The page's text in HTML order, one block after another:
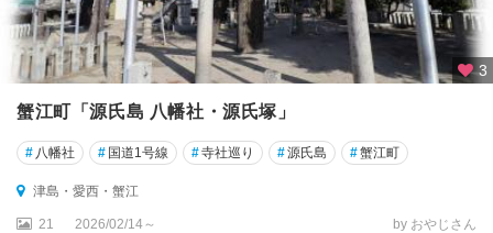
3
蟹江町「源氏島 八幡社・源氏塚」
# 八幡社 # 国道1号線 #寺社巡り #源氏島 #蟹江町
津島・愛西・蟹江
21 2026/02/14～ by おやじさん